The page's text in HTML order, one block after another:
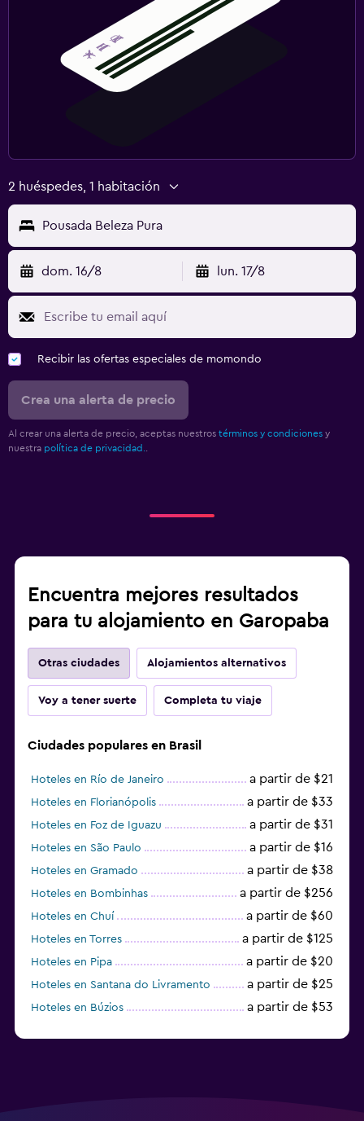
2 huéspedes, 1 habitación
Pousada Beleza Pura
dom. 16/8 lun. 17/8
Recibir las ofertas especiales de momondo
Crea una alerta de precio
Al crear una alerta de precio, aceptas nuestros términos y condiciones y
nuestra política de privacidad.
Encuentra mejores resultados
para tu alojamiento en Garopaba
Otras ciudades Alojamientos alternativos
Voy a tener suerte Completa tu viaje
Ciudades populares en Brasil
Hoteles en Río de Janeiro a partir de $21
Hoteles en Florianópolis a partir de $33
Hoteles en Foz de Iguazu a partir de $31
Hoteles en São Paulo a partir de $16
Hoteles en Gramado a partir de $38
Hoteles en Bombinhas a partir de $256
Hoteles en Chuí a partir de $60
Hoteles en Torres a partir de $125
Hoteles en Pipa a partir de $20
Hoteles en Santana do Livramento a partir de $25
Hoteles en Búzios a partir de $53